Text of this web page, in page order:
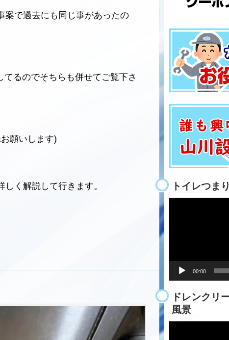
案で過去にも同じ事があったの
るのでそちらも併せてご覧下さ
願いします)
く解説して行きます。 トイレつま
ー
00:00
ドレンクリ
風景